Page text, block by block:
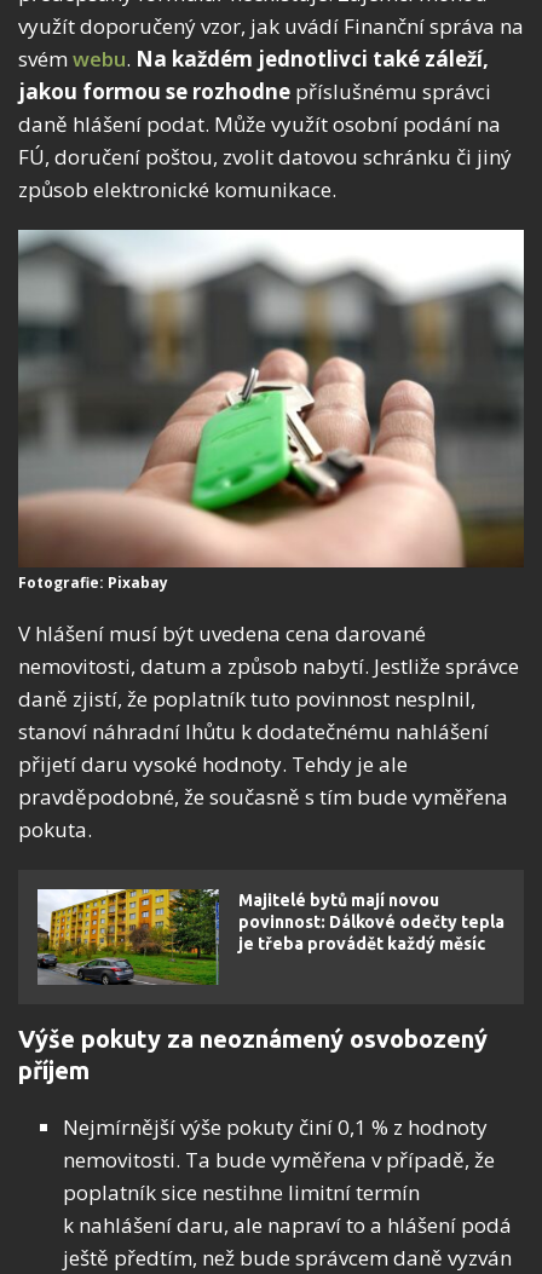
využít doporučený vzor, jak uvádí Finanční správa na
svém webu. Na každém jednotlivci také záleží,
jakou formou se rozhodne příslušnému správci
daně hlášení podat. Může využít osobní podání na
FÚ, doručení poštou, zvolit datovou schránku či jiný
způsob elektronické komunikace.
Fotografie: Pixabay
V hlášení musí být uvedena cena darované
nemovitosti, datum a způsob nabytí. Jestliže správce
daně zjistí, že poplatník tuto povinnost nesplnil,
stanoví náhradní lhůtu k dodatečnému nahlášení
přijetí daru vysoké hodnoty. Tehdy je ale
pravděpodobné, že současně s tím bude vyměřena
pokuta.
Majitelé bytů mají novou
povinnost: Dálkové odečty tepla
je třeba provádět každý měsíc
Výše pokuty za neoznámený osvobozený
příjem
Nejmírnější výše pokuty činí 0,1 % z hodnoty
nemovitosti. Ta bude vyměřena v případě, že
poplatník sice nestihne limitní termín
k nahlášení daru, ale napraví to a hlášení podá
ještě předtím, než bude správcem daně vyzván